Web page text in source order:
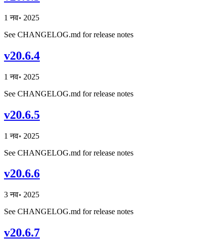
1 नव॰ 2025
See CHANGELOG.md for release notes
v20.6.4
1 नव॰ 2025
See CHANGELOG.md for release notes
v20.6.5
1 नव॰ 2025
See CHANGELOG.md for release notes
v20.6.6
3 नव॰ 2025
See CHANGELOG.md for release notes
v20.6.7